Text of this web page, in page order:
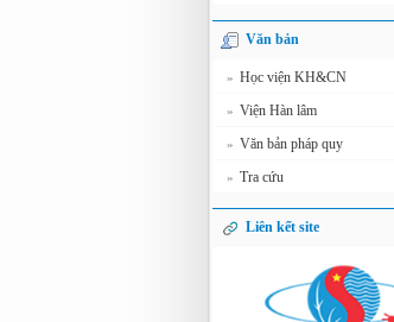
Văn bản
» Học viện KH&CN
» Viện Hàn lâm
» Văn bản pháp quy
» Tra cứu
Liên kết site